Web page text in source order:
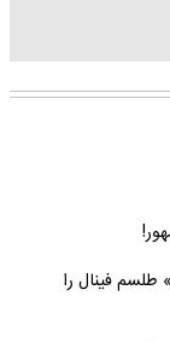
نارنجی» طلسم فینال را